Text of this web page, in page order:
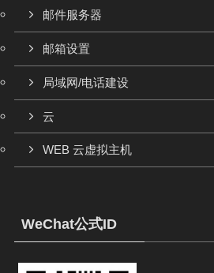
邮件服务器
邮箱设置
局域网/电话建设
云
WEB 云虚拟主机
WeChat公式ID